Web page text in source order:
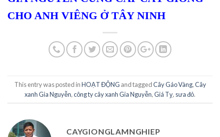
CHO ANH VIÊNG Ở TÂY NINH
This entry was posted inHOẠT ĐỘNG and taggedCây Gáo Vàng,Cây
xanh Gia Nguyễn,công ty cây xanh Gia Nguyễn,Giá Tỵ, sưa đỏ.
CAYGIONGLAMNGHIEP